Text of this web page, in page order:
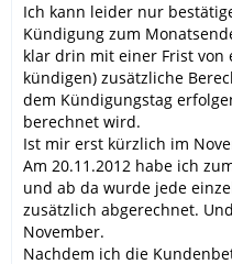
Ich kann leider nur
Kündigung zum
klar drin mit einer Frist von
kündigen) zusätzliche
dem Kündigungstag
berechnet wird.
Ist mir erst kürzlich im
Am 20.11.2012 habe ich
und ab da wurde jede
zusätzlich abgerechnet.
November.
Nachdem ich die